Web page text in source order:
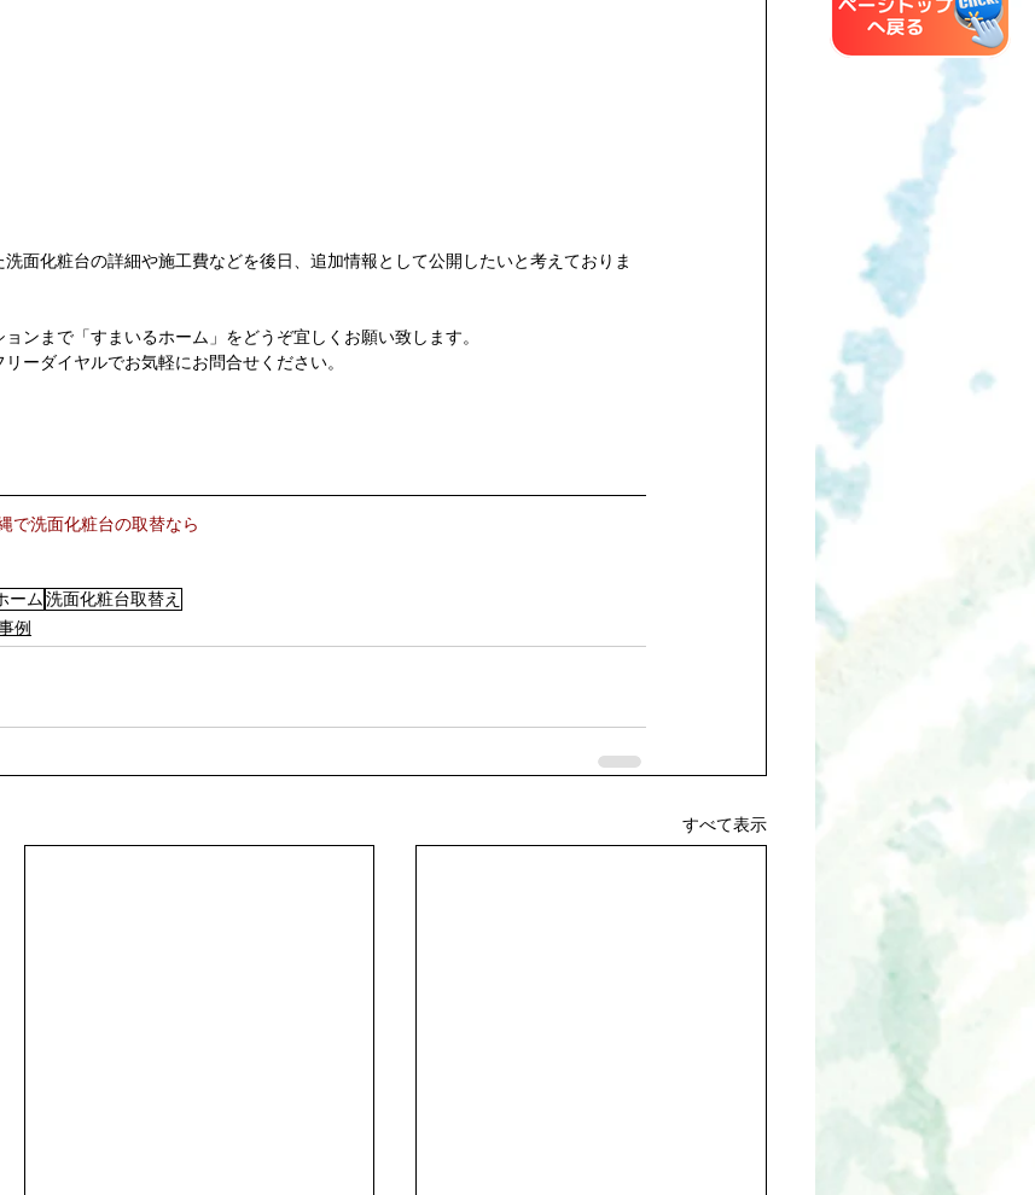
面化粧台の詳細や施工費などを後日、追加情報として公開したいと考えておりま
ンまで「すまいるホーム」をどうぞ宜しくお願い致します。
ーダイヤルでお気軽にお問合せください。
で洗面化粧台の取替なら
ーム洗面化粧台取替え
例
すべて表示